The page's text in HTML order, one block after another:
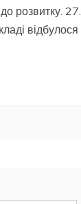
розвитку.